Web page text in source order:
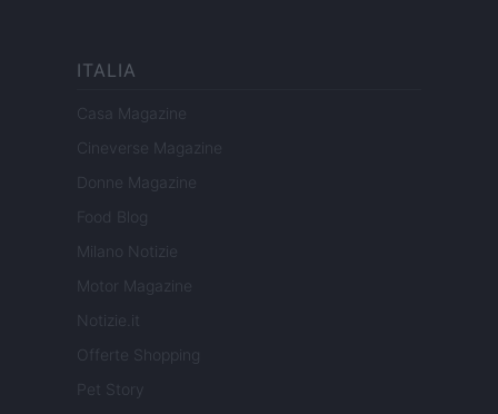
ITALIA
Casa Magazine
Cineverse Magazine
Donne Magazine
Food Blog
Milano Notizie
Motor Magazine
Notizie.it
Offerte Shopping
Pet Story